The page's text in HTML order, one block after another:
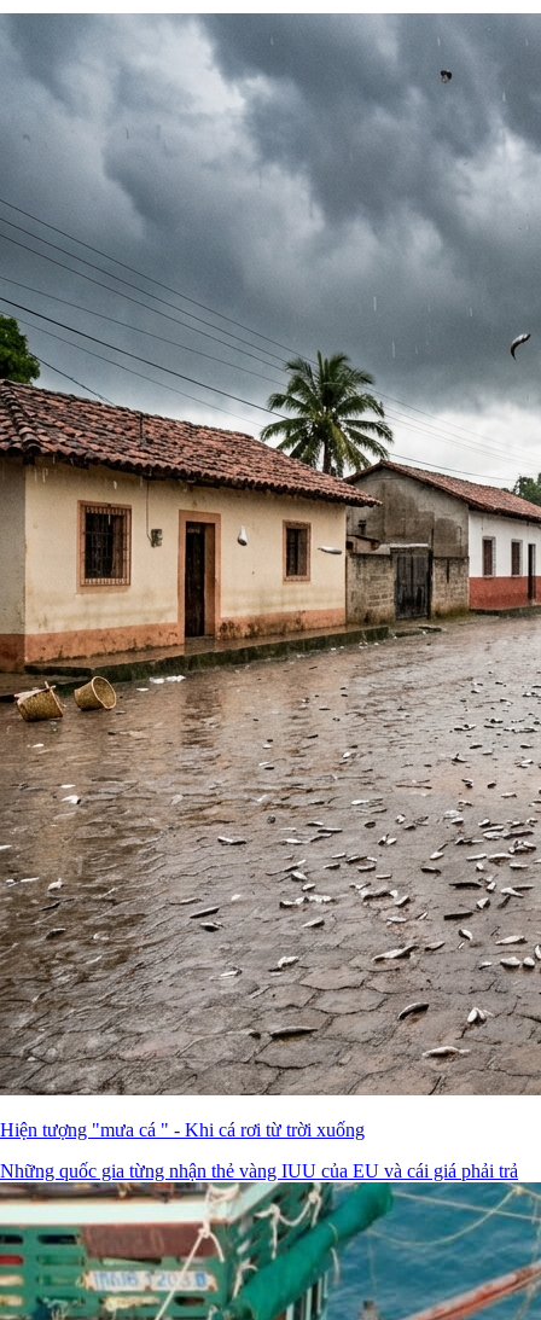
Hiện tượng "mưa cá " - Khi cá rơi từ trời xuống
Những quốc gia từng nhận thẻ vàng IUU của EU và cái giá phải trả